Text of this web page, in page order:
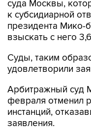
суда Москвы,
к субсидиарной
президента Мико-
взыскать с него
Суды, таким
удовлетворили
Арбитражный суд
февраля отменил
инстанций,
заявления.